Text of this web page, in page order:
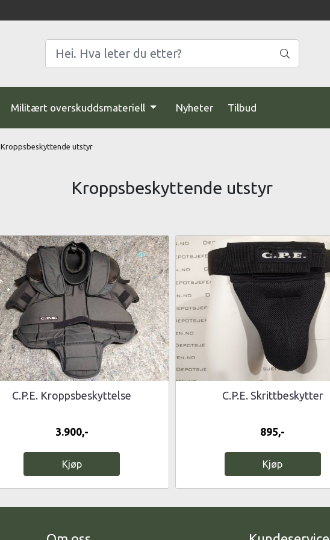
Militært overskuddsmateriell Nyheter Tilbud
Kroppsbeskyttende utstyr
Kroppsbeskyttende utstyr
C.P.E. Kroppsbeskyttelse
3.900,-
Kjøp
C.P.E. Skrittbeskytter
895,-
Kjøp